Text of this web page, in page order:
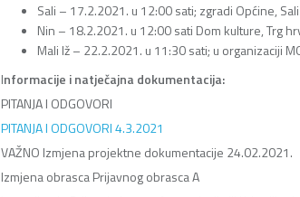
Sali – 17.2.2021. u 12:00 sati; zgradi Općine,
Nin – 18.2.2021. u 12:00 sati Dom kulture, Trg
Mali Iž – 22.2.2021. u 11:30 sati; u organizaciji
Informacije i natječajna dokumentacija:
PITANJA I ODGOVORI
PITANJA I ODGOVORI 4.3.2021
VAŽNO Izmjena projektne dokumentacije 24.02.2021.
Izmjena obrasca Prijavnog obrasca A